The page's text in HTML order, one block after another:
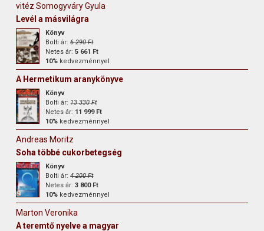
vitéz Somogyváry Gyula
Levél a másvilágra
Könyv
Bolti ár:6 290 Ft
Netes ár:5 661 Ft
10% kedvezménnyel
A Hermetikum aranykönyve
Könyv
Bolti ár:13 330 Ft
Netes ár: 11 999 Ft
10% kedvezménnyel
Andreas Moritz
Soha többé cukorbetegség
Könyv
Bolti ár:4 200 Ft
Netes ár:3 800 Ft
10% kedvezménnyel
Marton Veronika
A teremtő nyelve a magyar